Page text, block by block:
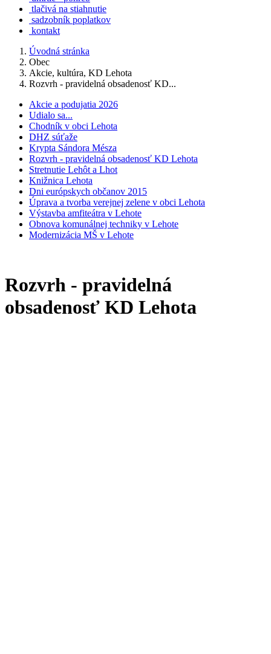
tlačivá na stiahnutie
sadzobník poplatkov
kontakt
Úvodná stránka
Obec
Akcie, kultúra, KD Lehota
Rozvrh - pravidelná obsadenosť KD...
Akcie a podujatia 2026
Udialo sa...
Chodník v obci Lehota
DHZ súťaže
Krypta Sándora Mésza
Rozvrh - pravidelná obsadenosť KD Lehota
Stretnutie Lehôt a Lhot
Knižnica Lehota
Dni európskych občanov 2015
Úprava a tvorba verejnej zelene v obci Lehota
Výstavba amfiteátra v Lehote
Obnova komunálnej techniky v Lehote
Modernizácia MŠ v Lehote
Rozvrh - pravidelná
obsadenosť KD Lehota